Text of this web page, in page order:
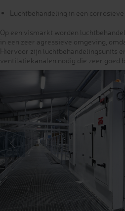
Luchtbehandeling in een
Op een vismarkt worden
in een zeer agressieve omgeving,
Hiervoor zijn luchtbehandelingsunits
ventilatiekanalen nodig die zeer goed